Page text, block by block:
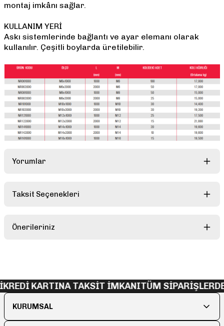
montaj imkânı sağlar.
KULLANIM YERİ
Askı sistemlerinde bağlantı ve ayar elemanı olarak
kullanılır. Çeşitli boylarda üretilebilir.
Yorumlar
Taksit Seçenekleri
Önerileriniz
Görüş ve önerileriniz için teşekkür ederiz.
Ürün resmi kalitesiz, bozuk veya görüntülenemiyor.
Ürün açıklamasında eksik bilgiler bulunuyor.
KREDİ KARTINA TAKSİT İMKANITÜM
KURUMSAL